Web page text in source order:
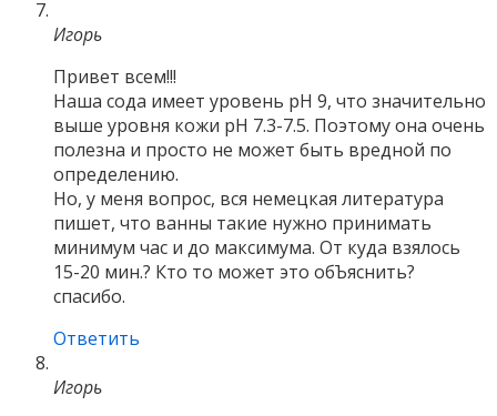
Игорь
Привет всем!!!
Наша сода имеет уровень pH 9, что значительно
выше уровня кожи pH 7.3-7.5. Поэтому она очень
полезна и просто не может быть вредной по
определению.
Но, у меня вопрос, вся немецкая литература
пишет, что ванны такие нужно принимать
минимум час и до максимума. От куда взялось
15-20 мин.? Кто то может это обЪяснить?
спасибо.
Ответить
Игорь